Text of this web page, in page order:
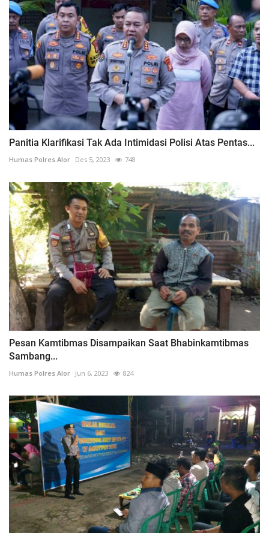
Panitia Klarifikasi Tak Ada Intimidasi Polisi Atas Pentas...
Humas Polres Alor Des 5, 2023 748
Pesan Kamtibmas Disampaikan Saat Bhabinkamtibmas
Sambang...
Humas Polres Alor Jun 6, 2023 824